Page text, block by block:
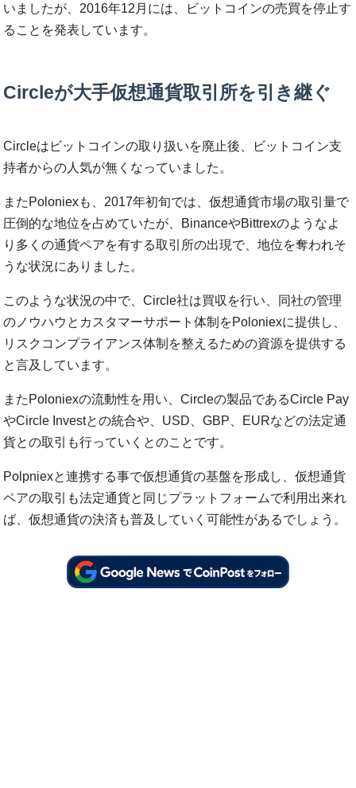
いましたが、2016年12月には、ビットコインの売買を停止す
ることを発表しています。
Circleが大手仮想通貨取引所を引き継ぐ
Circleはビットコインの取り扱いを廃止後、ビットコイン支
持者からの人気が無くなっていました。
またPoloniexも、2017年初旬では、仮想通貨市場の取引量で
圧倒的な地位を占めていたが、BinanceやBittrexのようなよ
り多くの通貨ペアを有する取引所の出現で、地位を奪われそ
うな状況にありました。
このような状況の中で、Circle社は買収を行い、同社の管理
のノウハウとカスタマーサポート体制をPoloniexに提供し、
リスクコンプライアンス体制を整えるための資源を提供する
と言及しています。
またPoloniexの流動性を用い、Circleの製品であるCircle Pay
やCircle Investとの統合や、USD、GBP、EURなどの法定通
貨との取引も行っていくとのことです。
Polpniexと連携する事で仮想通貨の基盤を形成し、仮想通貨
ペアの取引も法定通貨と同じプラットフォームで利用出来れ
ば、仮想通貨の決済も普及していく可能性があるでしょう。